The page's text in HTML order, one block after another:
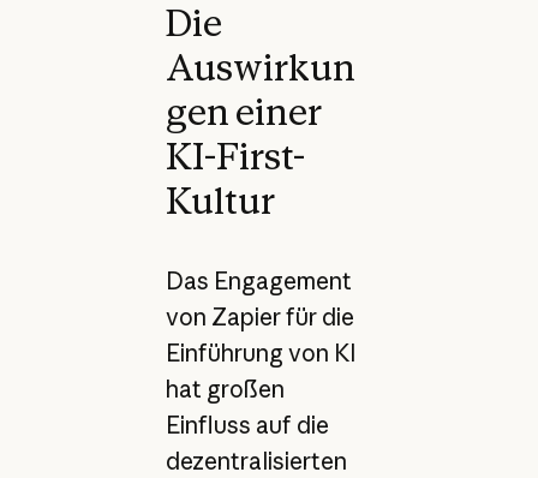
Die
Auswirkun
gen einer
KI-First-
Kultur
Das Engagement
von Zapier für die
Einführung von KI
hat großen
Einfluss auf die
dezentralisierten